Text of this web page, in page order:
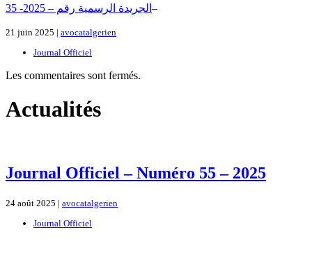
3الجريدة الرسمية رقم – 2025- 5 –
21 juin 2025 | avocatalgerien
Journal Officiel
Les commentaires sont fermés.
Actualités
Journal Officiel – Numéro 55 – 2025
24 août 2025 | avocatalgerien
Journal Officiel